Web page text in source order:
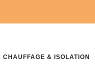
CHAUFFAGE & ISOLATION